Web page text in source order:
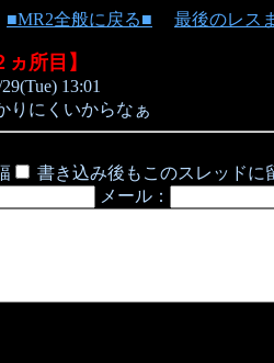
■MR2全般に戻る■ 最後のレス
所目】
13:01
りにくいからなぁ
書き込み後もこのスレッドに
メール：